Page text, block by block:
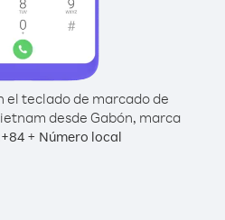
el teclado de marcado de
desde Gabón, marca
+84+ Número local